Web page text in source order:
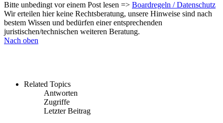
Bitte unbedingt vor einem Post lesen => Boardregeln / Datenschutz
Wir erteilen hier keine Rechtsberatung, unsere Hinweise sind nach
bestem Wissen und bedürfen einer entsprechenden
juristischen/technischen weiteren Beratung.
Nach oben
Related Topics
Antworten
Zugriffe
Letzter Beitrag